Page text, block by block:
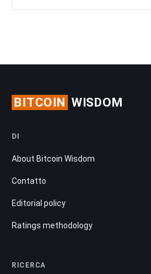
BITCOIN WISDOM
DI
About Bitcoin Wisdom
Contatto
Editorial policy
Ratings methodology
RICERCA